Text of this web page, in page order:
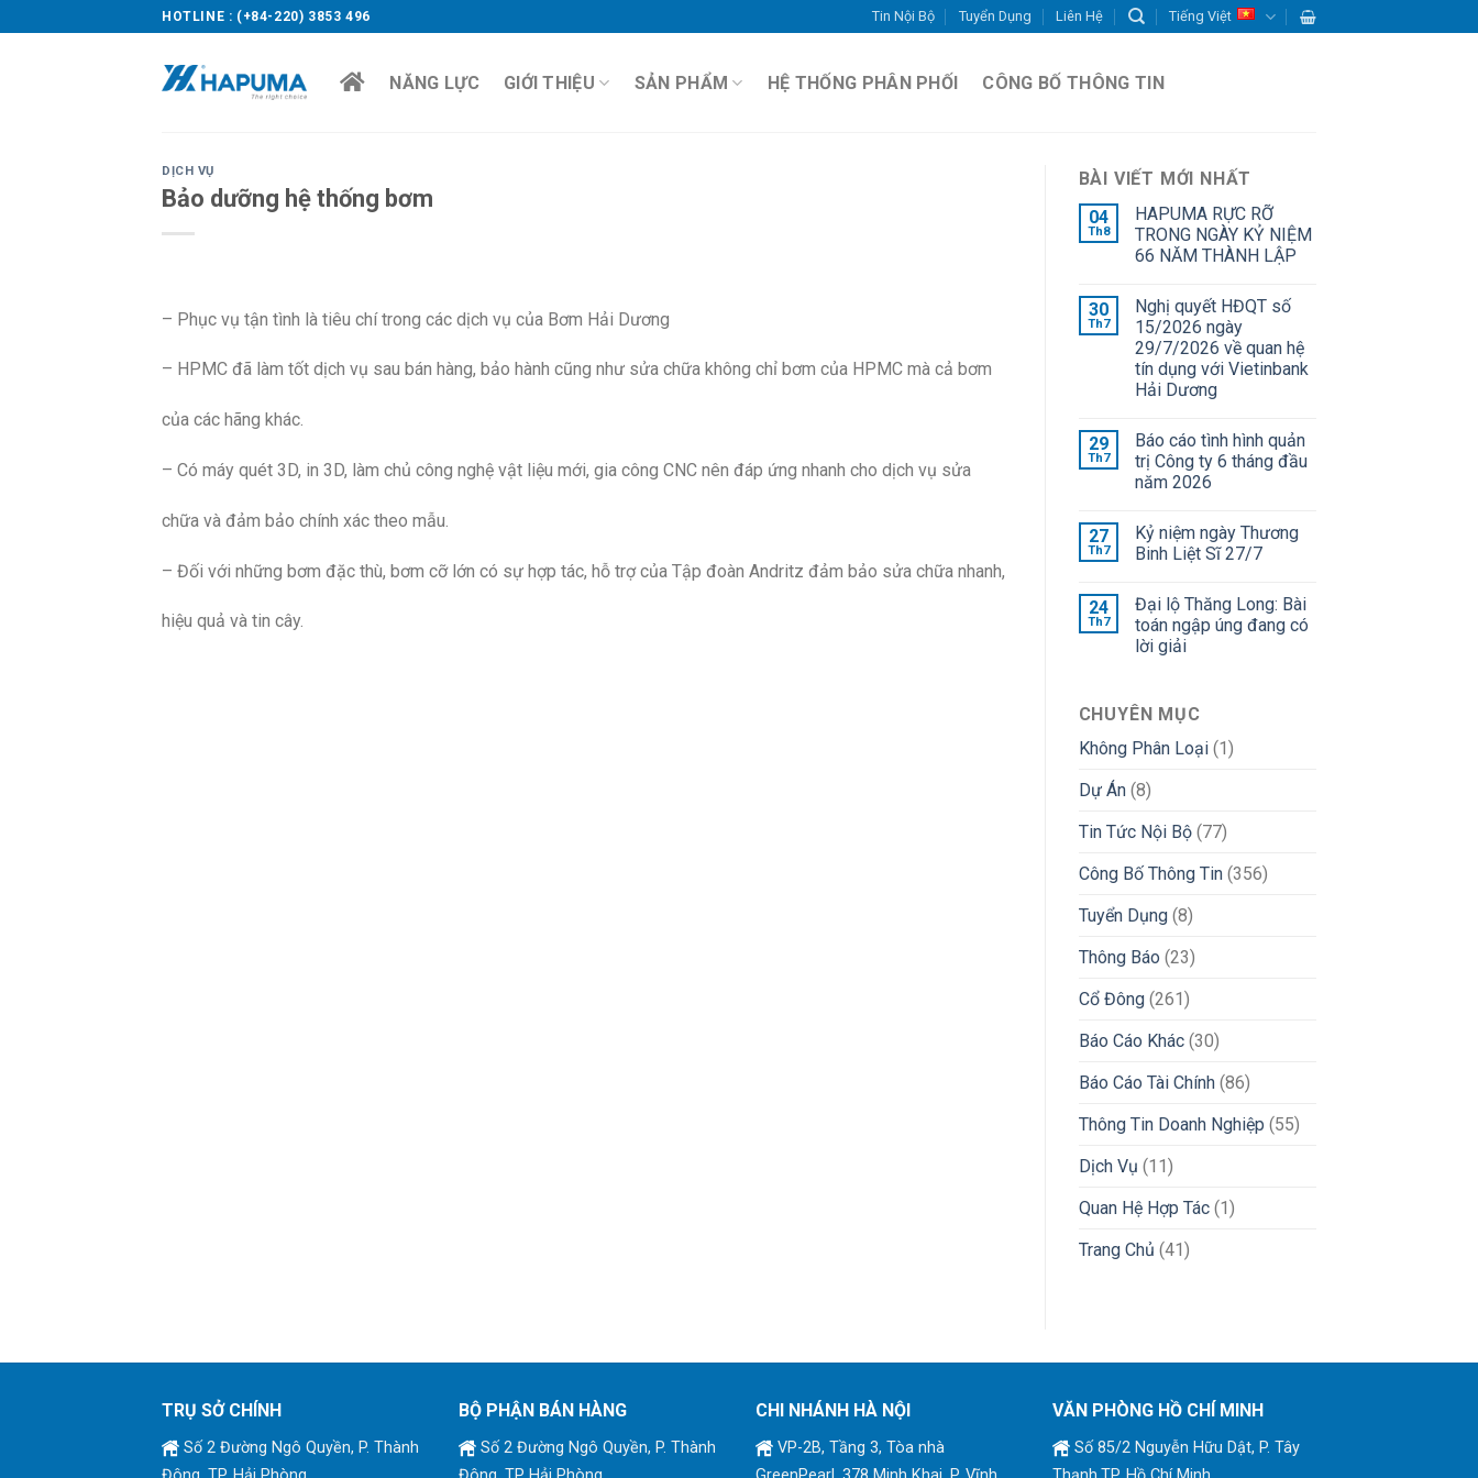
to
HOTLINE : (+84-220) 3853 496 Tin Nội Bộ Tuyển Dụng Liên Hệ Tiếng Việt
NĂNG LỰC GIỚI THIỆU SẢN PHẨM HỆ THỐNG PHÂN PHỐI CÔNG BỐ THÔNG TIN
DỊCH VỤ
Bảo dưỡng hệ thống bơm
– Phục vụ tận tình là tiêu chí trong các dịch vụ của Bơm Hải Dương
– HPMC đã làm tốt dịch vụ sau bán hàng, bảo hành cũng như sửa chữa không chỉ bơm của HPMC mà cả bơm
của các hãng khác.
– Có máy quét 3D, in 3D, làm chủ công nghệ vật liệu mới, gia công CNC nên đáp ứng nhanh cho dịch vụ sửa
chữa và đảm bảo chính xác theo mẫu.
– Đối với những bơm đặc thù, bơm cỡ lớn có sự hợp tác, hỗ trợ của Tập đoàn Andritz đảm bảo sửa chữa nhanh,
hiệu quả và tin cây.
BÀI VIẾT MỚI NHẤT
04
Th8
HAPUMA RỰC RỠ
TRONG NGÀY KỶ NIỆM
66 NĂM THÀNH LẬP
30
Th7
Nghị quyết HĐQT số
15/2026 ngày
29/7/2026 về quan hệ
tín dụng với Vietinbank
Hải Dương
29
Th7
Báo cáo tình hình quản
trị Công ty 6 tháng đầu
năm 2026
27
Th7
Kỷ niệm ngày Thương
Binh Liệt Sĩ 27/7
24
Th7
Đại lộ Thăng Long: Bài
toán ngập úng đang có
lời giải
CHUYÊN MỤC
Không Phân Loại(1)
Dự Án(8)
Tin Tức Nội Bộ(77)
Công Bố Thông Tin(356)
Tuyển Dụng(8)
Thông Báo (23)
Cổ Đông(261)
Báo Cáo Khác(30)
Báo Cáo Tài Chính(86)
Thông Tin Doanh Nghiệp (55)
Dịch Vụ (11)
Quan Hệ Hợp Tác(1)
Trang Chủ (41)
TRỤ SỞ CHÍNH
Số 2 Đường Ngô Quyền, P. Thành
BỘ PHẬN BÁN HÀNG
Số 2 Đường Ngô Quyền, P. Thành
CHI NHÁNH HÀ NỘI
VP-2B, Tầng 3, Tòa nhà
VĂN PHÒNG HỒ CHÍ MINH
Số 85/2 Nguyễn Hữu Dật, P. Tây